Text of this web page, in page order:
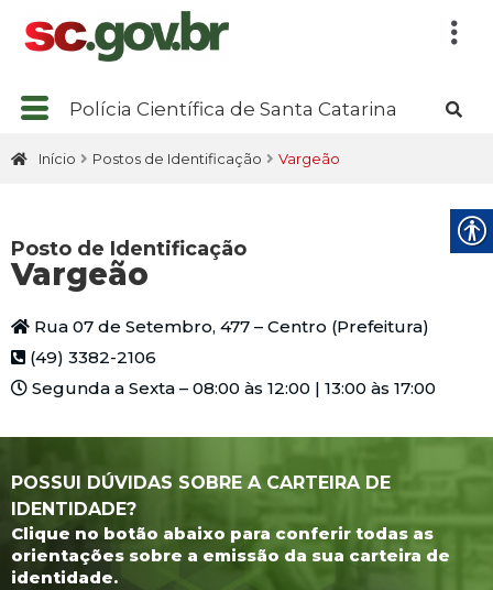
Polícia Científica de Santa Catarina
Início Postos de Identificação Vargeão
Posto de Identificação
Vargeão
Rua 07 de Setembro, 477 – Centro (Prefeitura)
(49) 3382-2106
Segunda a Sexta – 08:00 às 12:00 | 13:00 às 17:00
POSSUI DÚVIDAS SOBRE A CARTEIRA DE
IDENTIDADE?
Clique no botão abaixo para conferir todas as
orientações sobre a emissão da sua carteira de
identidade.